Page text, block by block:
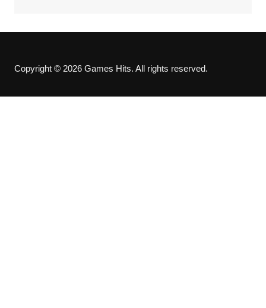
Copyright © 2026 Games Hits. All rights reserved.